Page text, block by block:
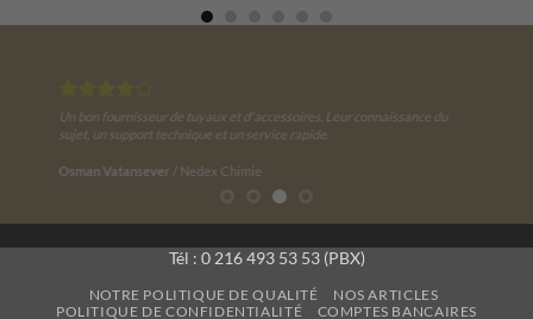
seçiminde ve kullanımında
basıncı arasındaki farkın
ekipman ömrü hem de saha
güvenliği için kritik öneme
kullanım, güvenli çalışma.
Dayanışma Günü kutlu olsun.
conduisent pas à l'inertie. Nous espérons que la qualité de votre
continuera d'augmenter. Qualité de service de votre équipe
PEYMAK
Tél : 0 216 493 53 53 (PBX)
NOTRE POLITIQUE DE QUALITÉ
NOS ARTICLES
POLITIQUE DE CONFIDENTIALITÉ
COMPTES BANCAIRES